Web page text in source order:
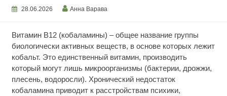
28.06.2026 Анна Варава
Витамин В12 (кобаламины) – общее название группы
биологически активных веществ, в основе которых лежит
кобальт. Это единственный витамин, производить
который могут лишь микроорганизмы (бактерии, дрожжи,
плесень, водоросли). Хронический недостаток
кобаламина приводит к расстройствам психики,